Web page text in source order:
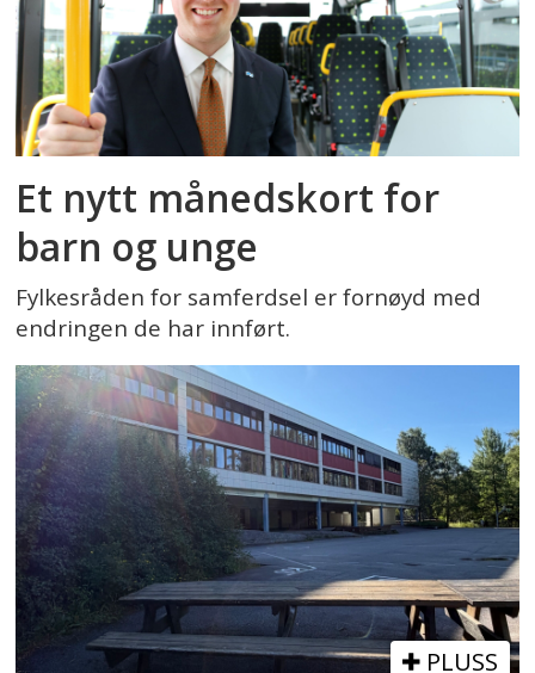
Et nytt månedskort for
barn og unge
Fylkesråden for samferdsel er fornøyd med
endringen de har innført.
PLUSS